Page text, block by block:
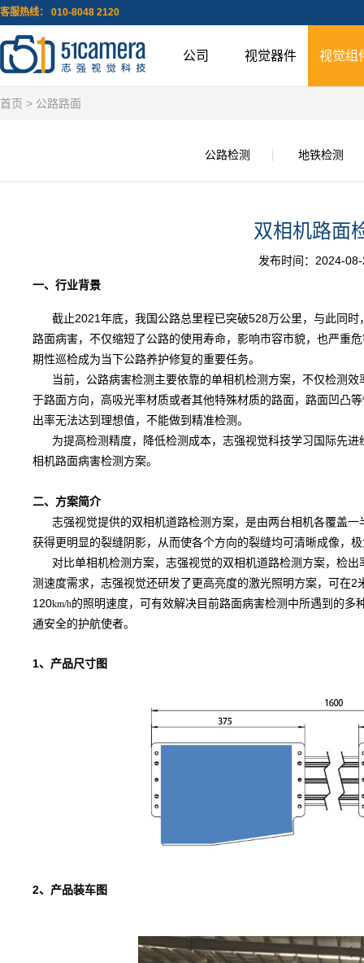
客服热线： 010-8048 2120
公司 视觉器件 视觉组
首页 > 公路路面
公路检测 地铁检测
双相机路面
发布时间：2024-
一、行业背景
截止2021年底，我国公路总里程已突破528万公里，与此同时
路面病害，不仅缩短了公路的使用寿命，影响市容市貌，也严重
期性巡检成为当下公路养护修复的重要任务。
当前，公路病害检测主要依靠的单相机检测方案，不仅检测效
于路面方向，高吸光率材质或者其他特殊材质的路面，路面凹凸
出率无法达到理想值，不能做到精准检测。
为提高检测精度，降低检测成本，志强视觉科技学习国际先进
相机路面病害检测方案。
二、方案简介
志强视觉提供的双相机道路检测方案，是由两台相机各覆盖一
获得更明显的裂缝阴影，从而使各个方向的裂缝均可清晰成像，
对比单相机检测方案，志强视觉的双相机道路检测方案，检出
测速度需求，志强视觉还研发了更高亮度的激光照明方案，可在
120km/h的照明速度，可有效解决目前路面病害检测中所遇到的
通安全的护航使者。
1、产品尺寸图
2、产品装车图